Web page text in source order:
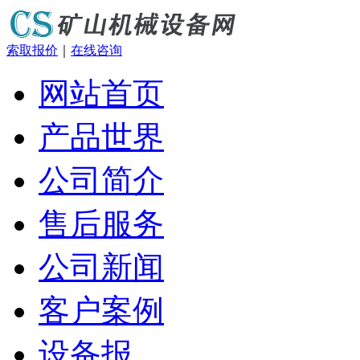
索取报价 在线咨询
网站首页
产品世界
公司简介
售后服务
公司新闻
客户案例